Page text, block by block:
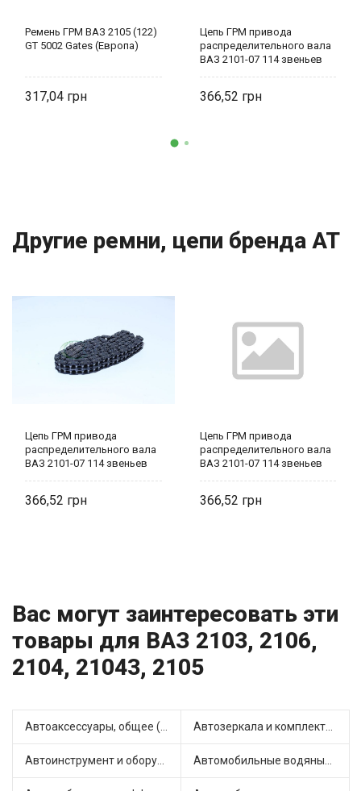
Ремень ГРМ ВАЗ 2105 (122)
GT 5002 Gates (Европа)
317,04
Цепь ГРМ привода
распределительного вала
ВАЗ 2101-07 114 звеньев
366,52
Другие ремни, цепи бренда AT
Цепь ГРМ привода
распределительного вала
ВАЗ 2101-07 114 звеньев
366,52
Цепь ГРМ привода
распределительного вала
ВАЗ 2101-07 114 звеньев
366,52
Вас могут заинтересовать эти
товары для ВАЗ 2103, 2106,
2104, 21043, 2105
Автоаксессуары, общее (1) Автозеркала и комплектующие (7)
Автоинструмент и оборудование (7) Автомобильные водяные насосы (14)